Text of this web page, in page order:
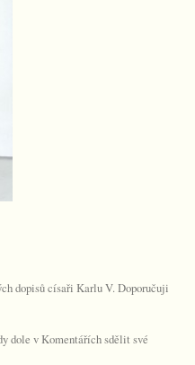
dopisů císaři Karlu V. Doporučuji
dole v Komentářích sdělit své